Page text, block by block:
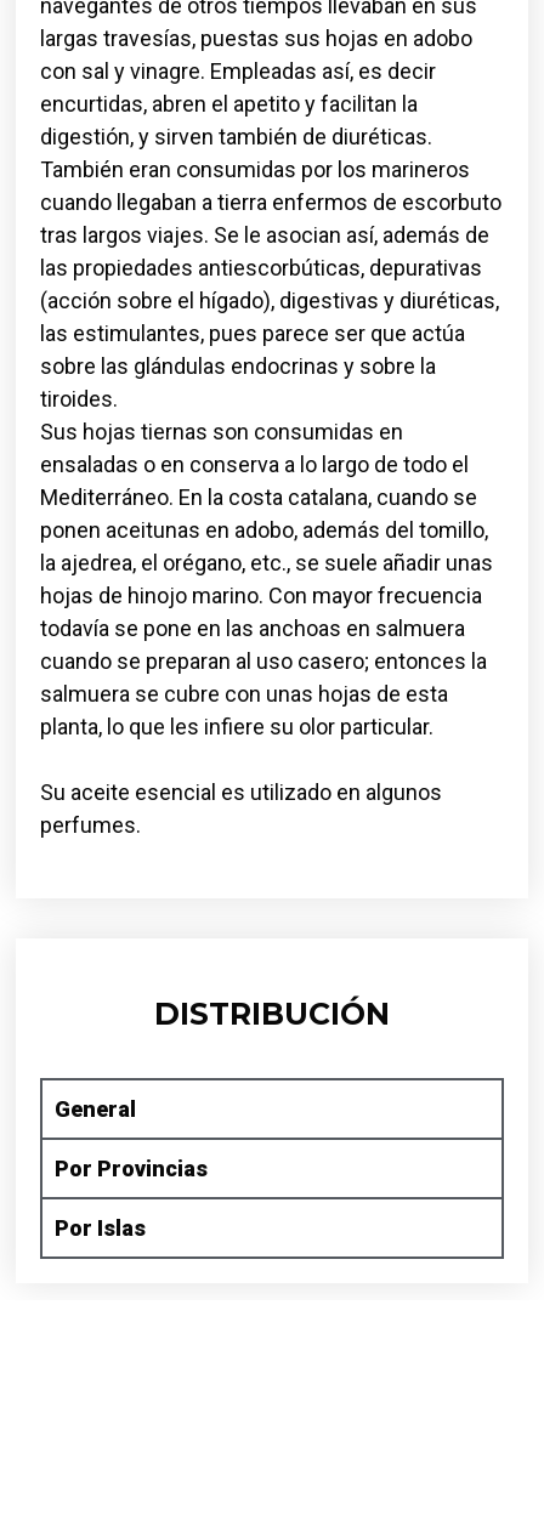
navegantes de otros tiempos llevaban en sus
largas travesías, puestas sus hojas en adobo
con sal y vinagre. Empleadas así, es decir
encurtidas, abren el apetito y facilitan la
digestión, y sirven también de diuréticas.
También eran consumidas por los marineros
cuando llegaban a tierra enfermos de escorbuto
tras largos viajes. Se le asocian así, además de
las propiedades antiescorbúticas, depurativas
(acción sobre el hígado), digestivas y diuréticas,
las estimulantes, pues parece ser que actúa
sobre las glándulas endocrinas y sobre la
tiroides.
Sus hojas tiernas son consumidas en
ensaladas o en conserva a lo largo de todo el
Mediterráneo. En la costa catalana, cuando se
ponen aceitunas en adobo, además del tomillo,
la ajedrea, el orégano, etc., se suele añadir unas
hojas de hinojo marino. Con mayor frecuencia
todavía se pone en las anchoas en salmuera
cuando se preparan al uso casero; entonces la
salmuera se cubre con unas hojas de esta
planta, lo que les infiere su olor particular.
Su aceite esencial es utilizado en algunos
perfumes.
DISTRIBUCIÓN
General
Por Provincias
Por Islas